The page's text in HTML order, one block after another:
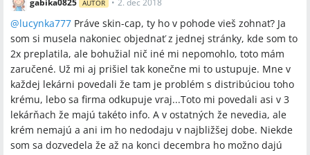
gabika0825 AUTOR • 2. dec 2018
@lucynka777 Práve skin-cap, ty ho v pohode vieš zohnať? Ja
som si musela nakoniec objednať z jednej stránky, kde som to
2x preplatila, ale bohužial nič iné mi nepomohlo, toto mám
zaručené. Už mi aj prišiel tak konečne mi to ustupuje. Mne v
každej lekárni povedali že tam je problém s distribúciou toho
krému, lebo sa firma odkupuje vraj...Toto mi povedali asi v 3
lekárňach že majú takéto info. A v ostatných že nevedia, ale
krém nemajú a ani im ho nedodaju v najbližšej dobe. Niekde
som sa dozvedela že až na konci decembra ho možno dajú